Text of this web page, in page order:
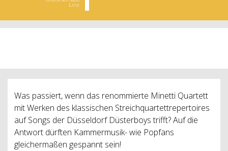
Linz
Was passiert, wenn das renommierte Minetti Quartett
mit Werken des klassischen Streichquartettrepertoires
auf Songs der Düsseldorf Düsterboys trifft? Auf die
Antwort dürften Kammermusik- wie Popfans
gleichermaßen gespannt sein!